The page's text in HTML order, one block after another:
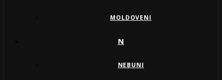
MOLDOVENI
N
NEBUNI